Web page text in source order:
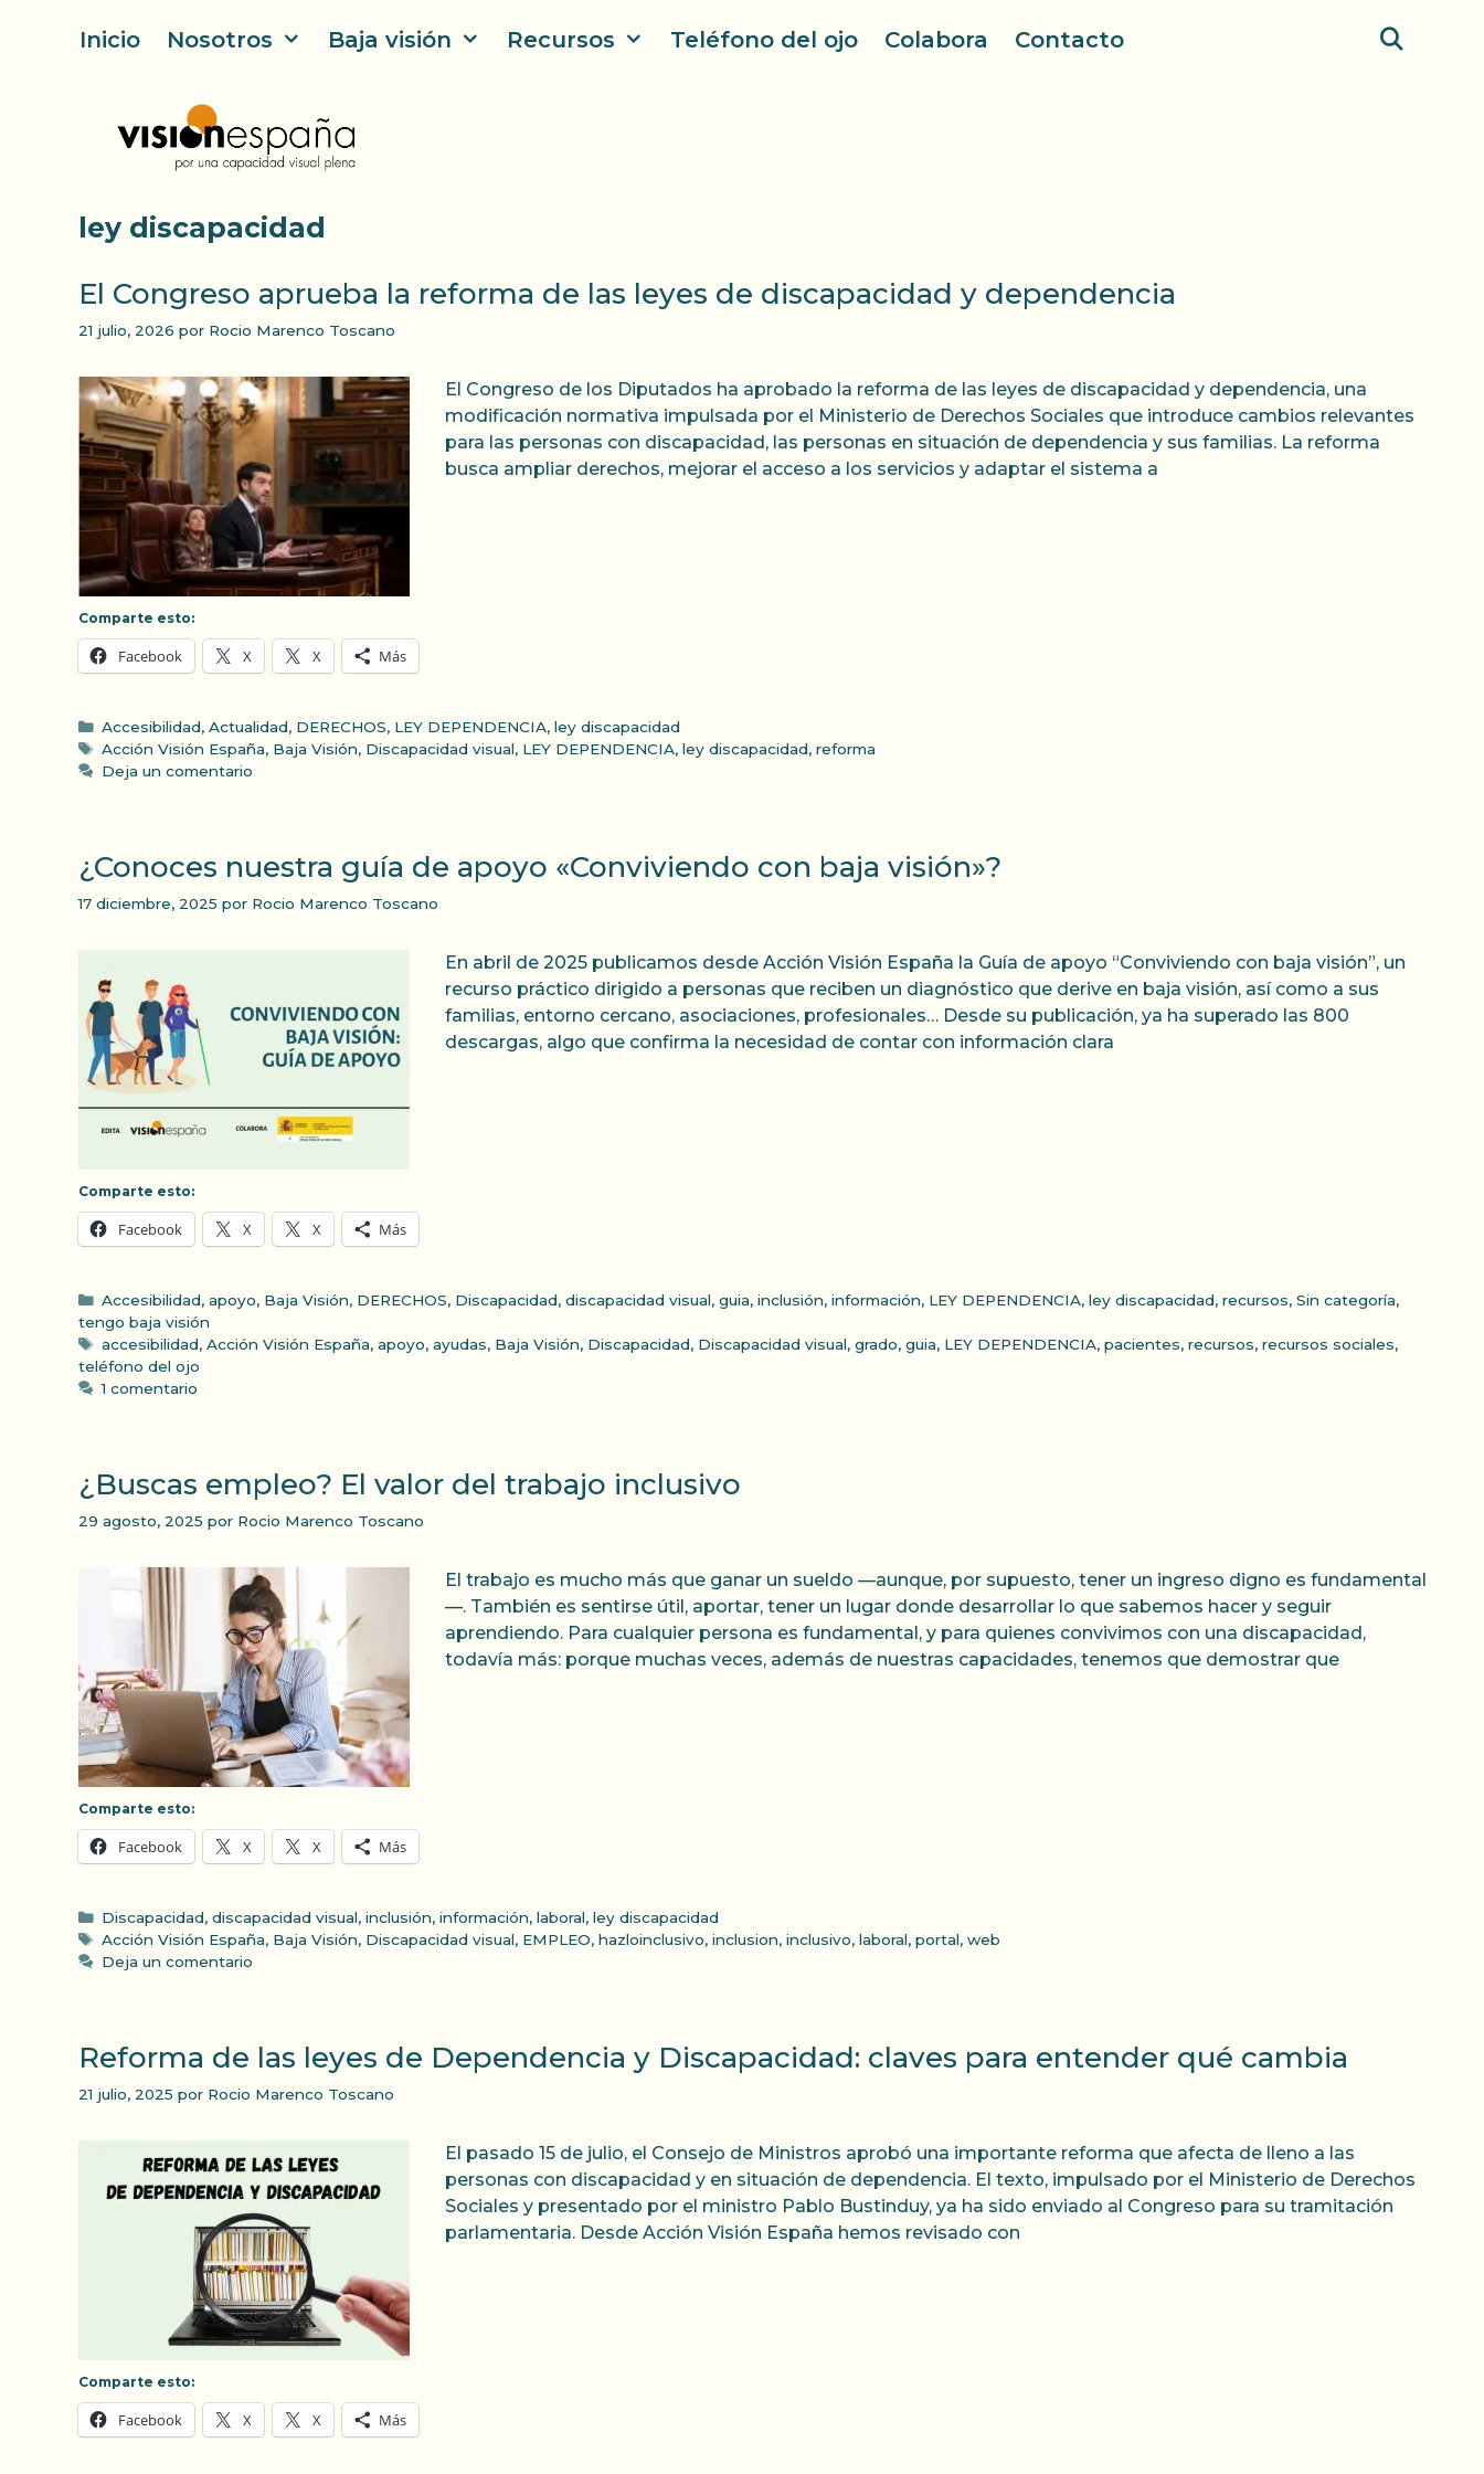
Inicio Nosotros Baja visión Recursos Teléfono del ojo Colabora Contacto
ley discapacidad
El Congreso aprueba la reforma de las leyes de discapacidad y dependencia
21 julio, 2026 por Rocio Marenco Toscano
El Congreso de los Diputados ha aprobado la reforma de las leyes de discapacidad y dependencia, una
modificación normativa impulsada por el Ministerio de Derechos Sociales que introduce cambios relevantes
para las personas con discapacidad, las personas en situación de dependencia y sus familias. La reforma
busca ampliar derechos, mejorar el acceso a los servicios y adaptar el sistema a
Comparte esto:
Facebook X X Más
Categorías
Accesibilidad, Actualidad, DERECHOS, LEY DEPENDENCIA, ley discapacidad
Etiquetas
Acción Visión España, Baja Visión, Discapacidad visual, LEY DEPENDENCIA, ley discapacidad, reforma
Deja un comentario
¿Conoces nuestra guía de apoyo «Conviviendo con baja visión»?
17 diciembre, 2025 por Rocio Marenco Toscano
En abril de 2025 publicamos desde Acción Visión España la Guía de apoyo “Conviviendo con baja visión”, un
recurso práctico dirigido a personas que reciben un diagnóstico que derive en baja visión, así como a sus
familias, entorno cercano, asociaciones, profesionales… Desde su publicación, ya ha superado las 800
descargas, algo que confirma la necesidad de contar con información clara
Comparte esto:
Facebook X X Más
Categorías
Accesibilidad, apoyo, Baja Visión, DERECHOS, Discapacidad, discapacidad visual, guia, inclusión, información, LEY DEPENDENCIA, ley discapacidad, recursos, Sin categoría,
tengo baja visión
Etiquetas
accesibilidad, Acción Visión España, apoyo, ayudas, Baja Visión, Discapacidad, Discapacidad visual, grado, guia, LEY DEPENDENCIA, pacientes, recursos, recursos sociales,
teléfono del ojo
1 comentario
¿Buscas empleo? El valor del trabajo inclusivo
29 agosto, 2025 por Rocio Marenco Toscano
El trabajo es mucho más que ganar un sueldo —aunque, por supuesto, tener un ingreso digno es fundamental
—. También es sentirse útil, aportar, tener un lugar donde desarrollar lo que sabemos hacer y seguir
aprendiendo. Para cualquier persona es fundamental, y para quienes convivimos con una discapacidad,
todavía más: porque muchas veces, además de nuestras capacidades, tenemos que demostrar que
Comparte esto:
Facebook X X Más
Categorías
Discapacidad, discapacidad visual, inclusión, información, laboral, ley discapacidad
Etiquetas
Acción Visión España, Baja Visión, Discapacidad visual, EMPLEO, hazloinclusivo, inclusion, inclusivo, laboral, portal, web
Deja un comentario
Reforma de las leyes de Dependencia y Discapacidad: claves para entender qué cambia
21 julio, 2025 por Rocio Marenco Toscano
El pasado 15 de julio, el Consejo de Ministros aprobó una importante reforma que afecta de lleno a las
personas con discapacidad y en situación de dependencia. El texto, impulsado por el Ministerio de Derechos
Sociales y presentado por el ministro Pablo Bustinduy, ya ha sido enviado al Congreso para su tramitación
parlamentaria. Desde Acción Visión España hemos revisado con
Comparte esto:
Facebook X X Más